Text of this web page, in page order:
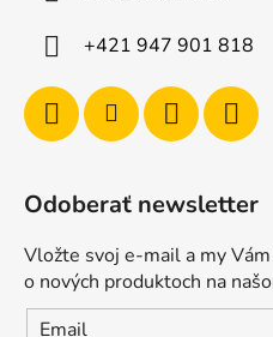
+421 947 901 818
Odoberať newsletter
Vložte svoj e-mail a my
o nových produktoch na
Email